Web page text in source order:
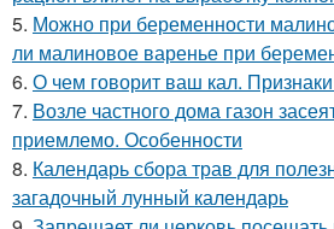
5. Можно при беременности
ли малиновое варенье при
6. О чем говорит ваш кал.
7. Возле частного дома газон
приемлемо. Особенности
8. Календарь сбора трав для
загадочный лунный календарь